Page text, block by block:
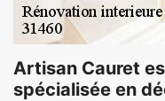
Artisan Cauret
spécialisée en